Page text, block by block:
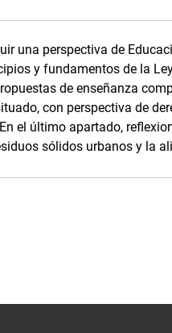
una perspectiva de
y fundamentos de la
de enseñanza
con perspectiva de
el último apartado,
sólidos urbanos y la